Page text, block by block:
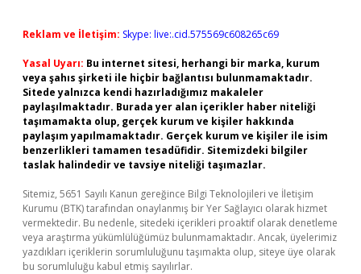
Reklam ve İletişim: Skype: live:.cid.575569c608265c69
Yasal Uyarı: Bu internet sitesi, herhangi bir marka, kurum
veya şahıs şirketi ile hiçbir bağlantısı bulunmamaktadır.
Sitede yalnızca kendi hazırladığımız makaleler
paylaşılmaktadır. Burada yer alan içerikler haber niteliği
taşımamakta olup, gerçek kurum ve kişiler hakkında
paylaşım yapılmamaktadır. Gerçek kurum ve kişiler ile isim
benzerlikleri tamamen tesadüfidir. Sitemizdeki bilgiler
taslak halindedir ve tavsiye niteliği taşımazlar.
Sitemiz, 5651 Sayılı Kanun gereğince Bilgi Teknolojileri ve İletişim
Kurumu (BTK) tarafından onaylanmış bir Yer Sağlayıcı olarak hizmet
vermektedir. Bu nedenle, sitedeki içerikleri proaktif olarak denetleme
veya araştırma yükümlülüğümüz bulunmamaktadır. Ancak, üyelerimiz
yazdıkları içeriklerin sorumluluğunu taşımakta olup, siteye üye olarak
bu sorumluluğu kabul etmiş sayılırlar.